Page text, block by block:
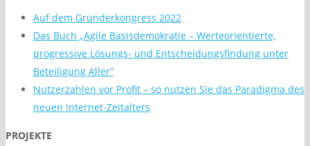
Auf dem Gründerkongress 2022
Das Buch „Agile Basisdemokratie – Werteorientierte,
progressive Lösungs- und Entscheidungsfindung unter
Beteiligung Aller“
Nutzerzahlen vor Profit – so nutzen Sie das Paradigma des
neuen Internet-Zeitalters
PROJEKTE